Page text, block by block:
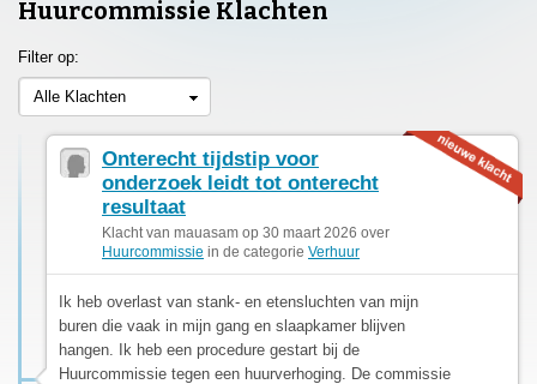
Huurcommissie Klachten
Filter op:
Alle Klachten
Onterecht tijdstip voor
onderzoek leidt tot onterecht
resultaat
Klacht van mauasam op 30 maart 2026 over
Huurcommissie in de categorie Verhuur
Ik heb overlast van stank- en etensluchten van mijn
buren die vaak in mijn gang en slaapkamer blijven
hangen. Ik heb een procedure gestart bij de
Huurcommissie tegen een huurverhoging. De commissie